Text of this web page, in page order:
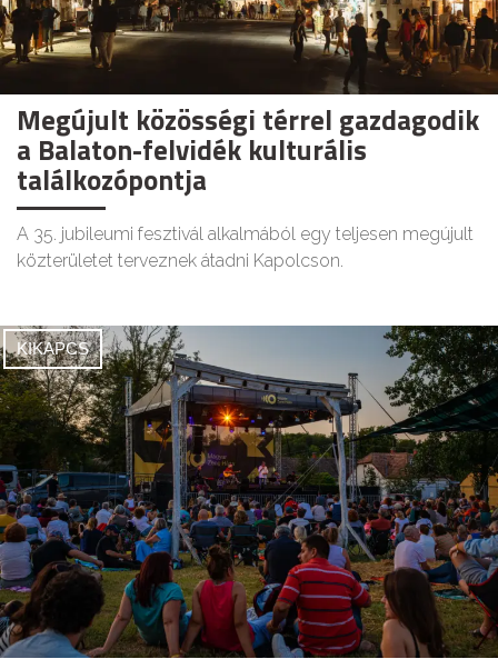
Megújult közösségi térrel gazdagodik
a Balaton-felvidék kulturális
találkozópontja
A 35. jubileumi fesztivál alkalmából egy teljesen megújult
közterületet terveznek átadni Kapolcson.
KIKAPCS